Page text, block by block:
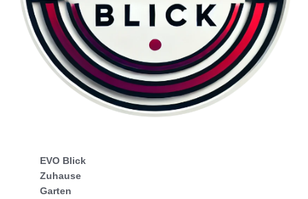
EVO Blick
Zuhause
Garten